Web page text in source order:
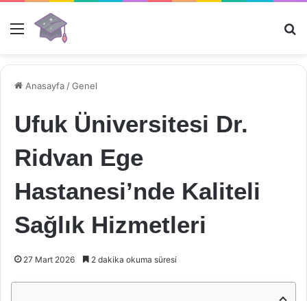
Menü
Anasayfa /Genel
Ufuk Üniversitesi Dr.
Ridvan Ege
Hastanesi’nde Kaliteli
Sağlık Hizmetleri
27 Mart 2026 2 dakika okuma süresi